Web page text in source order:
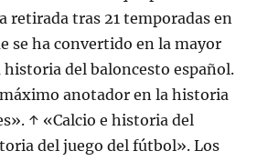
retirada tras 21 temporadas en
se ha convertido en la mayor
historia del baloncesto español.
anotador en la historia
↑ «Calcio e historia del
del juego del fútbol». Los